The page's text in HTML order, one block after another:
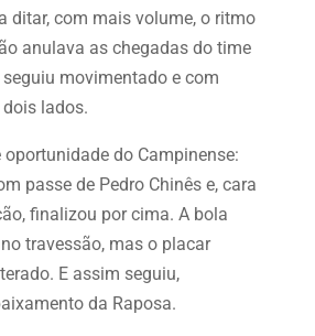
ditar, com mais volume, o ritmo
anulava as chegadas do time
movimentado e com
lados.
oportunidade do Campinense:
passe de Pedro Chinês e, cara
finalizou por cima. A bola
travessão, mas o placar
E assim seguiu,
da Raposa.